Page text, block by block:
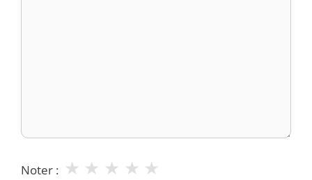
Noter : ★
★
★
★
★